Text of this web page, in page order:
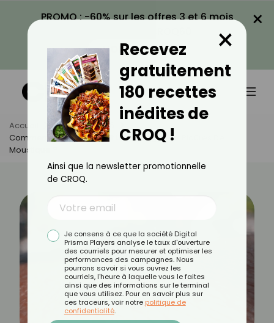
PROMO : -60% sur les offres 3 et 6 mois
VOIR LA PROMO
×
Accueil Actus
Santé
Comment Savoir Si On Fait Une Allergie Aux Piqûres De
Moustique ?
Recevez
gratuitement
180 recettes
inédites de
CROQ !
×
Ainsi que la newsletter promotionnelle
de CROQ.
Je consens à ce que la société Digital
Prisma Players analyse le taux d'ouverture
des courriels pour mesurer et optimiser les
performances des campagnes. Nous
pourrons savoir si vous ouvrez les
courriels, l'heure à laquelle vous le faites
ainsi que des informations sur le terminal
que vous utilisez. Pour en savoir plus sur
ces traceurs, voir notre politique de
confidentialité.